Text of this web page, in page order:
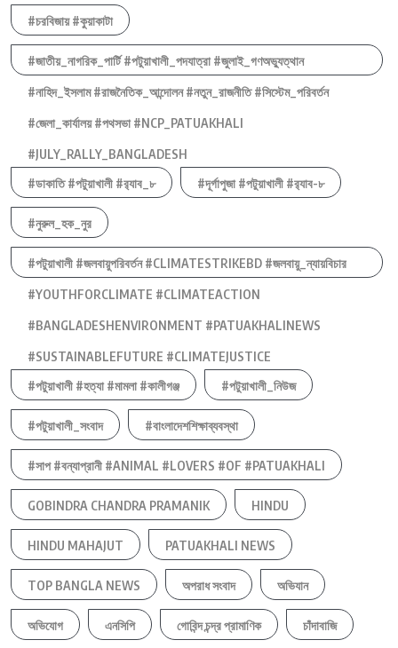
#চরবিজায় #কুয়াকাটা
#জাতীয়_নাগরিক_পার্টি #পটুয়াখালী_পদযাত্রা #জুলাই_গণঅভ্যুত্থান
#নাহিদ_ইসলাম #রাজনৈতিক_আন্দোলন #নতুন_রাজনীতি #সিস্টেম_পরিবর্তন
#জেলা_কার্যালয় #পথসভা #NCP_PATUAKHALI
#JULY_RALLY_BANGLADESH
#ডাকাতি #পটুয়াখালী #র‍্যাব_৮
#দূর্গাপুজা #পটুয়াখালী #র‍্যাব-৮
#নুরুল_হক_নুর
#পটুয়াখালী #জলবায়ুপরিবর্তন #CLIMATESTRIKEBD #জলবায়ু_ন্যায়বিচার
#YOUTHFORCLIMATE #CLIMATEACTION
#BANGLADESHENVIRONMENT #PATUAKHALINEWS
#SUSTAINABLEFUTURE #CLIMATEJUSTICE
#পটুয়াখালী #হত্যা #মামলা #কালীগঞ্জ
#পটুয়াখালী_নিউজ
#পটুয়াখালী_সংবাদ #বাংলাদেশশিক্ষাব্যবস্থা
#সাপ #বন্যাপ্রানী #ANIMAL #LOVERS #OF #PATUAKHALI
GOBINDRA CHANDRA PRAMANIK HINDU
HINDU MAHAJUT PATUAKHALI NEWS
TOP BANGLA NEWS অপরাধ সংবাদ অভিযান
অভিযোগ এনসিপি গোবিন্দ চন্দ্র প্রামাণিক চাঁদাবাজি